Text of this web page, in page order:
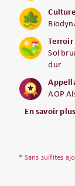
Terroir
Sol
dur
AOP
En savoir
* Sans sulfites